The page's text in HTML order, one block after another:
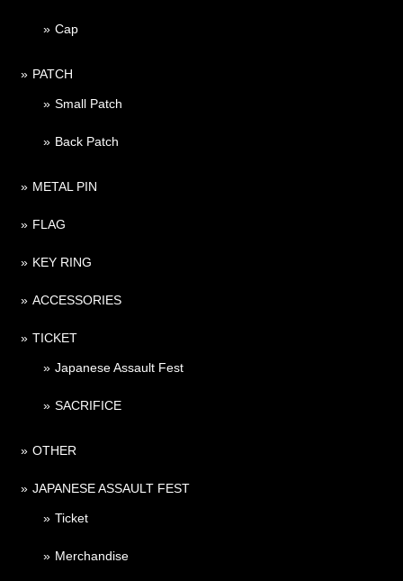
Cap
PATCH
Small Patch
Back Patch
METAL PIN
FLAG
KEY RING
ACCESSORIES
TICKET
Japanese Assault Fest
SACRIFICE
OTHER
JAPANESE ASSAULT FEST
Ticket
Merchandise